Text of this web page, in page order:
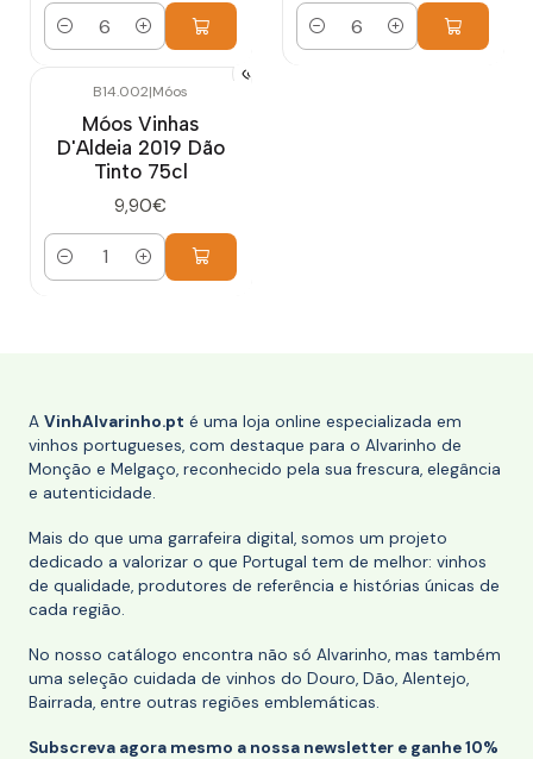
Quantidade Quantidade
B14.002|Móos
Móos Vinhas
D'Aldeia 2019 Dão
Tinto 75cl
9,90€
Quantidade
A VinhAlvarinho.pt é uma loja online especializada em
vinhos portugueses, com destaque para o Alvarinho de
Monção e Melgaço, reconhecido pela sua frescura, elegância
e autenticidade.
Mais do que uma garrafeira digital, somos um projeto
dedicado a valorizar o que Portugal tem de melhor: vinhos
de qualidade, produtores de referência e histórias únicas de
cada região.
No nosso catálogo encontra não só Alvarinho, mas também
uma seleção cuidada de vinhos do Douro, Dão, Alentejo,
Bairrada, entre outras regiões emblemáticas.
Subscreva agora mesmo a nossa newsletter e ganhe 10%